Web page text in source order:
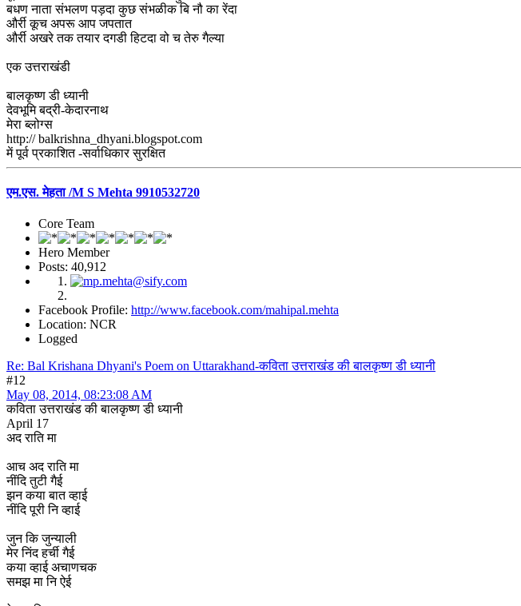
बधण नाता संभलण पड़दा कुछ संभळीक बि नौ का रेंदा
और्री कूच अपरू आप जपतात
और्री अखरे तक तयार दगडी हिटदा वो च तेरु गैल्या
एक उत्तराखंडी
बालकृष्ण डी ध्यानी
देवभूमि बद्री-केदारनाथ
मेरा ब्लोग्स
http:// balkrishna_dhyani.blogspot.com
में पूर्व प्रकाशित -सर्वाधिकार सुरक्षित
एम.एस. मेहता /M S Mehta 9910532720
Core Team
Hero Member
Posts: 40,912
Facebook Profile: http://www.facebook.com/mahipal.mehta
Location: NCR
Logged
Re: Bal Krishana Dhyani's Poem on Uttarakhand-कविता उत्तराखंड की बालकृष्ण डी ध्यानी
#12
May 08, 2014, 08:23:08 AM
कविता उत्तराखंड की बालकृष्ण डी ध्यानी
April 17
अद राति मा
आच अद राति मा
नींदि तुटी गैई
झन कया बात व्हाई
नींदि पूरी नि व्हाई
जुन कि जुन्याली
मेर निंद हर्ची गैई
कया व्हाई अचाणचक
समझ मा नि ऐई